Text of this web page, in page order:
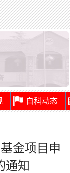
自科动态
金项目申
通知